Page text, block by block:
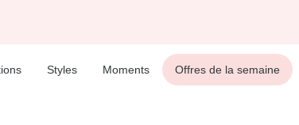
Styles Moments Offres de la semaine